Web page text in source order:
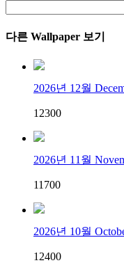
다른 Wallpaper 보기
2026년 12월
12300
2026년 11월
11700
2026년 10월
12400